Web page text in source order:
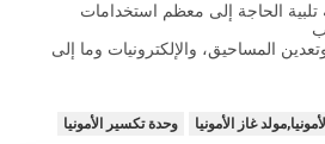
الحاجة إلى معظم استخدامات
المساحيق، والإلكترونيات وما إلى
غاز الأمونيا وحدة تكسير الأمونيا